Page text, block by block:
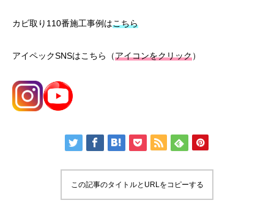
カビ取り110番施工事例はこちら
アイペックSNSはこちら（アイコンをクリック）
この記事のタイトルとURLをコピーする